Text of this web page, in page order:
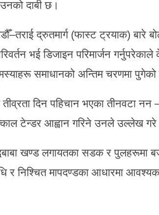
दाबी छ।
द्रुतमार्ग (फास्ट ट्रयाक) बारे
भई डिजाइन परिमार्जन गर्नुपरेकाले
समाधानको अन्तिम चरणमा पुगेको
दिन पहिचान भएका तीनवटा नन
टेन्डर आह्वान गरिने उनले उल्लेख
खण्ड लगायतका सडक र पुलहरूमा
र निश्चित मापदण्डका आधारमा